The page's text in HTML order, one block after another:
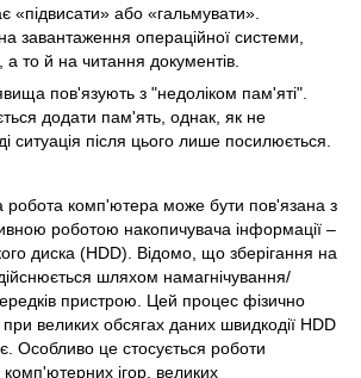
«підвисати» або «гальмувати».
завантаження операційної системи,
то й на читання документів.
пов'язують з "недоліком пам'яті".
додати пам'ять, однак, як не
ситуація після цього лише посилюється.
робота комп'ютера може бути пов'язана з
роботою накопичувача інформації –
диска (HDD). Відомо, що зберігання на
шляхом намагнічування/
пристрою. Цей процес фізично
великих обсягах даних швидкодії HDD
Особливо це стосується роботи
ігор, великих